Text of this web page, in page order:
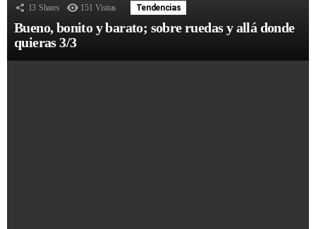
13 Shares 151 Visitas Tendencias
Bueno, bonito y barato; sobre ruedas y allá donde
quieras 3/3